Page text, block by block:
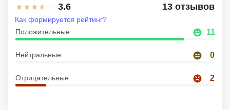
3.6 13 отзывов
Положительные 11
Нейтральные 0
Отрицательные 2
Как формируется рейтинг?
Дизайн
Аналитика
Менеджмент
Иностранные языки